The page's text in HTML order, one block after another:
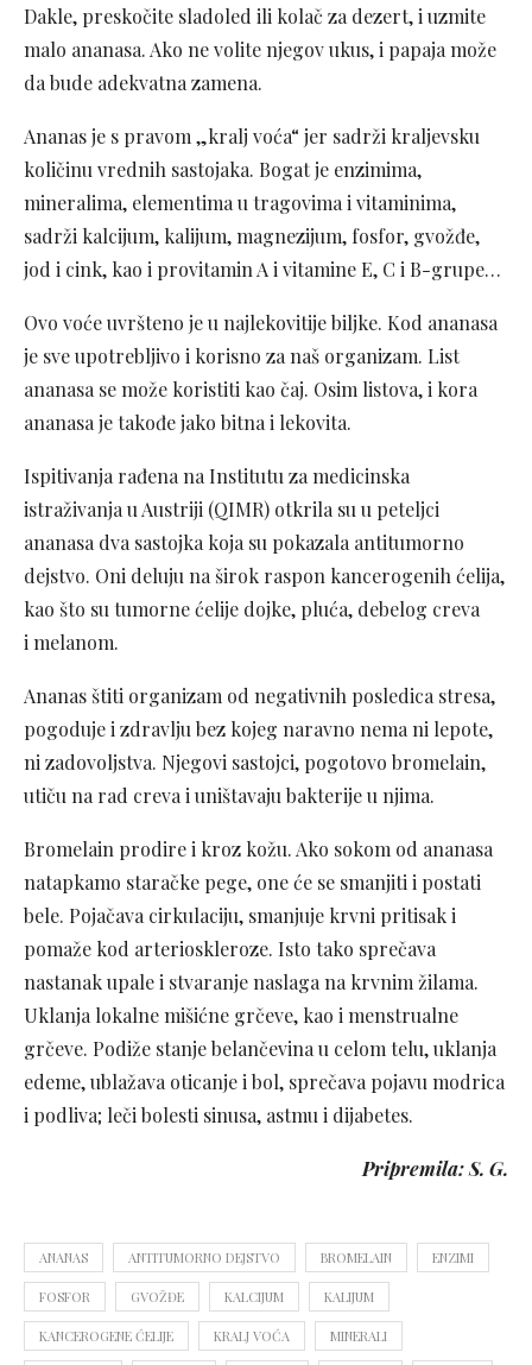
Dakle, preskočite sladoled ili kolač za dezert, i uzmite
malo ananasa. Ako ne volite njegov ukus, i papaja može
da bude adekvatna zamena.
Ananas je s pravom „kralj voća“ jer sadrži kraljevsku
količinu vrednih sastojaka. Bogat je enzimima,
mineralima, elementima u tragovima i vitaminima,
sadrži kalcijum, kalijum, magnezijum, fosfor, gvožđe,
jod i cink, kao i provitamin A i vitamine E, C i B-grupe…
Ovo voće uvršteno je u najlekovitije biljke. Kod ananasa
je sve upotrebljivo i korisno za naš organizam. List
ananasa se može koristiti kao čaj. Osim listova, i kora
ananasa je takođe jako bitna i lekovita.
Ispitivanja rađena na Institutu za medicinska
istraživanja u Austriji (QIMR) otkrila su u peteljci
ananasa dva sastojka koja su pokazala antitumorno
dejstvo. Oni deluju na širok raspon kancerogenih ćelija,
kao što su tumorne ćelije dojke, pluća, debelog creva
i melanom.
Ananas štiti organizam od negativnih posledica stresa,
pogoduje i zdravlju bez kojeg naravno nema ni lepote,
ni zadovoljstva. Njegovi sastojci, pogotovo bromelain,
utiču na rad creva i uništavaju bakterije u njima.
Bromelain prodire i kroz kožu. Ako sokom od ananasa
natapkamo staračke pege, one će se smanjiti i postati
bele. Pojačava cirkulaciju, smanjuje krvni pritisak i
pomaže kod arterioskleroze. Isto tako sprečava
nastanak upale i stvaranje naslaga na krvnim žilama.
Uklanja lokalne mišićne grčeve, kao i menstrualne
grčeve. Podiže stanje belančevina u celom telu, uklanja
edeme, ublažava oticanje i bol, sprečava pojavu modrica
i podliva; leči bolesti sinusa, astmu i dijabetes.
Pripremila: S. G.
ANANAS ANTITUMORNO DEJSTVO BROMELAIN ENZIMI
FOSFOR GVOŽĐE KALCIJUM KALIJUM
KANCEROGENE ĆELIJE KRALJ VOĆA MINERALI